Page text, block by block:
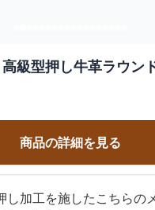
級型押し牛革ラウン
商品の詳細を見る
し加工を施したこちらの